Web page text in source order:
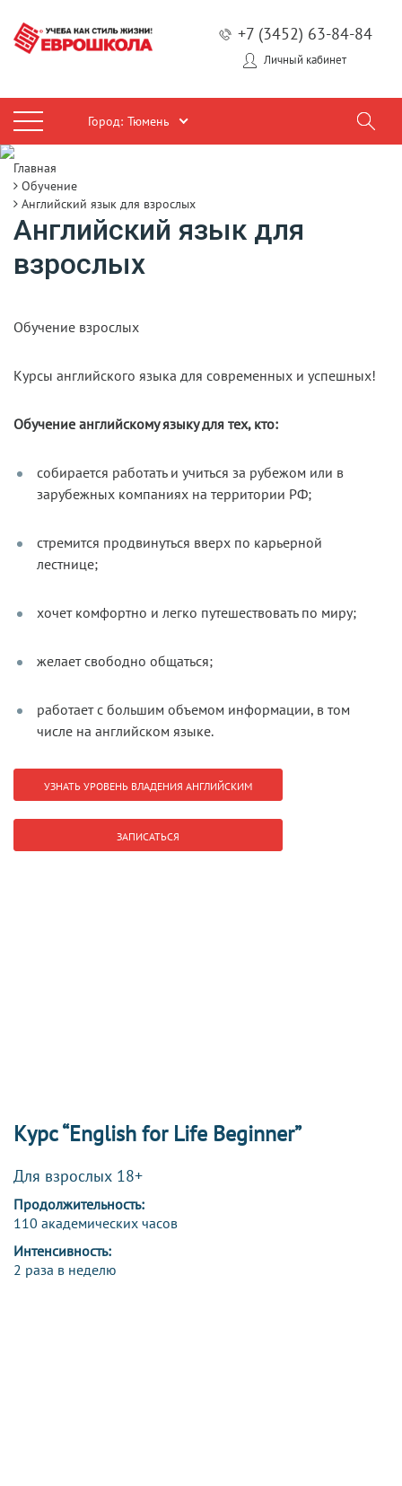
+7 (3452) 63-84-84
Личный кабинет
Город: Тюмень
Главная
Обучение
Английский язык для взрослых
Английский язык для
взрослых
Обучение взрослых
Курсы английского языка для современных и успешных!
Обучение английскому языку для тех, кто:
собирается работать и учиться за рубежом или в
зарубежных компаниях на территории РФ;
стремится продвинуться вверх по карьерной
лестнице;
хочет комфортно и легко путешествовать по миру;
желает свободно общаться;
работает с большим объемом информации, в том
числе на английском языке.
УЗНАТЬ УРОВЕНЬ ВЛАДЕНИЯ АНГЛИЙСКИМ
ЗАПИСАТЬСЯ
Курс “English for Life Beginner”
Для взрослых 18+
Продолжительность:
110 академических часов
Интенсивность:
2 раза в неделю